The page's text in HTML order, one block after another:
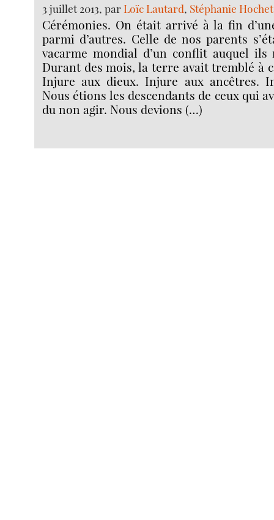
3 juillet 2013, parLoïc Lautard Stéphanie Hochet
Cérémonies. On était arrivé à la fin
parmi d’autres. Celle de nos parents
vacarme mondial d’un conflit auquel ils
Durant des mois, la terre avait tremblé à
Injure aux dieux. Injure aux ancêtres.
Nous étions les descendants de ceux qui
du non agir. Nous devions (…)